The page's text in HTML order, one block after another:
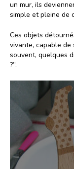
un mur, ils
simple et pleine de
Ces objets
vivante, capable
souvent, quelques
?”.